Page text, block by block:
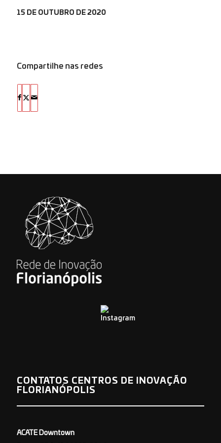
15 DE OUTUBRO DE 2020
Compartilhe nas redes
CONTATOS CENTROS DE INOVAÇÃO
FLORIANÓPOLIS
ACATE Downtown